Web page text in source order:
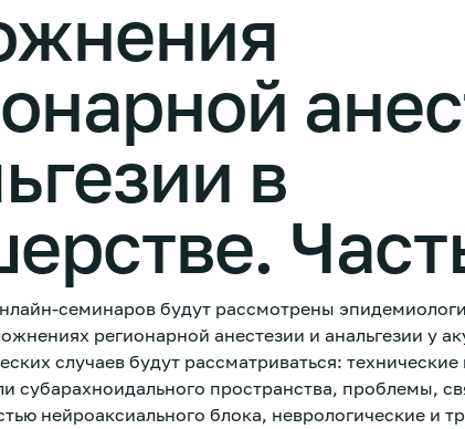
в
семинаров будут рассмотрены
регионарной анестезии и анальгезии у
случаев будут рассматриваться:
субарахноидального пространства, проблемы,
нейроаксиального блока, неврологические и